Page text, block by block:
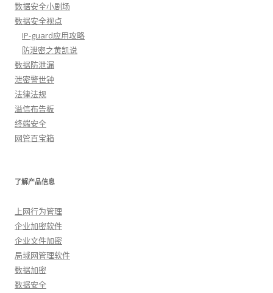
数据安全小剧场
数据安全视点
IP-guard应用攻略
防泄密之黄凯说
数据防泄漏
泄密警世钟
法律法规
溢信布告板
终端安全
网管百宝箱
了解产品信息
上网行为管理
企业加密软件
企业文件加密
局域网管理软件
数据加密
数据安全